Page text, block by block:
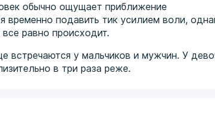
обычно ощущает приближение
временно подавить тик усилием воли,
равно происходит.
встречаются у мальчиков и мужчин. У
в три раза реже.